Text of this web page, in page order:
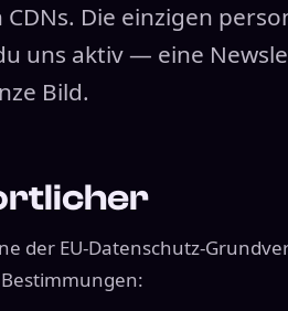
Die einzigen
uns aktiv — eine
Bild.
der EU-Datenschutz-